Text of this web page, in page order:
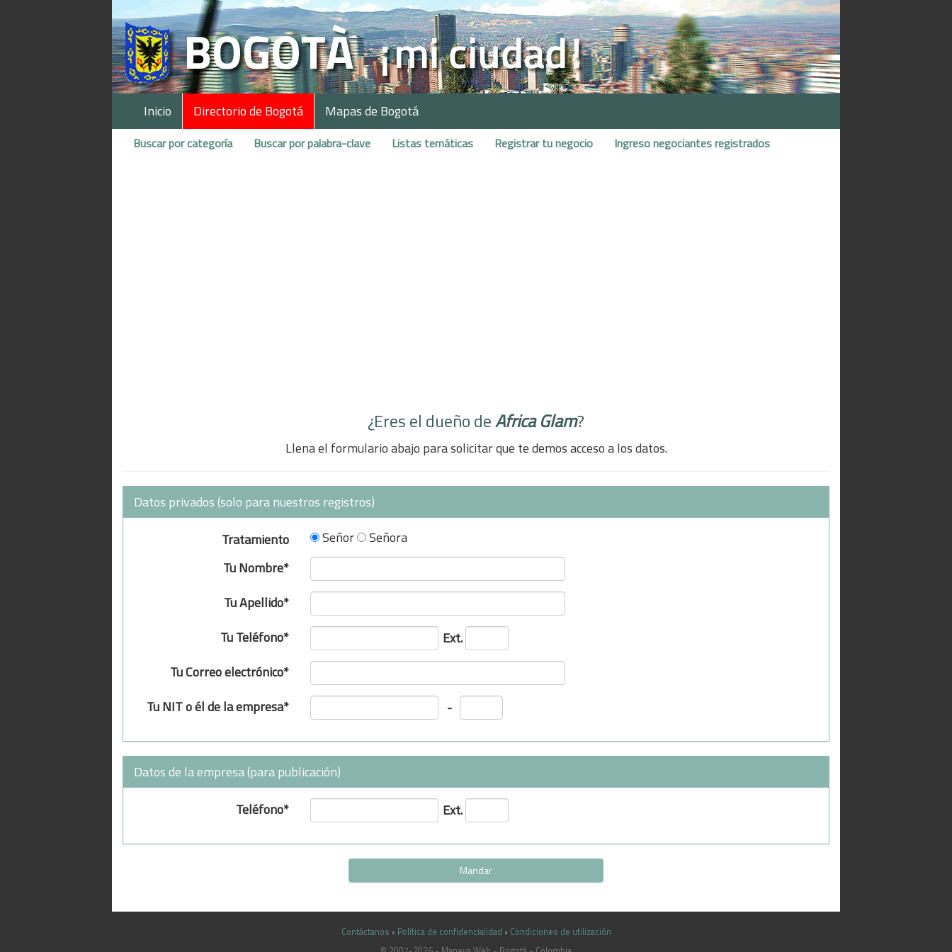
Inicio Directorio de Bogotá Mapas de Bogotá
Buscar por categoría Buscar por palabra-clave Listas temáticas Registrar tu negocio Ingreso negociantes registrados
¿Eres el dueño deAfrica Glam?
Llena el formulario abajo para solicitar que te demos acceso a los datos.
Datos privados (solo para nuestros registros)
Tratamiento
Señor
Señora
Tu Nombre*
Tu Apellido*
Tu Teléfono*
Ext.
Tu Correo electrónico*
Tu NIT o él de la empresa*
-
Datos de la empresa (para publicación)
Teléfono*
Ext.
Contáctanos • Política de confidencialidad • Condiciones de utilización